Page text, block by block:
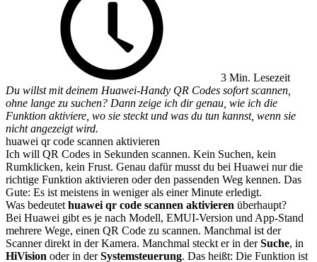
3 Min. Lesezeit
Du willst mit deinem Huawei-Handy QR Codes sofort scannen,
ohne lange zu suchen? Dann zeige ich dir genau, wie ich die
Funktion aktiviere, wo sie steckt und was du tun kannst, wenn sie
nicht angezeigt wird.
huawei qr code scannen aktivieren
Ich will QR Codes in Sekunden scannen. Kein Suchen, kein
Rumklicken, kein Frust. Genau dafür musst du bei Huawei nur die
richtige Funktion aktivieren oder den passenden Weg kennen. Das
Gute: Es ist meistens in weniger als einer Minute erledigt.
Was bedeutet huawei qr code scannen aktivieren überhaupt?
Bei Huawei gibt es je nach Modell, EMUI-Version und App-Stand
mehrere Wege, einen QR Code zu scannen. Manchmal ist der
Scanner direkt in der Kamera. Manchmal steckt er in derSuche, in
HiVision oder in derSystemsteuerung. Das heißt: Die Funktion ist